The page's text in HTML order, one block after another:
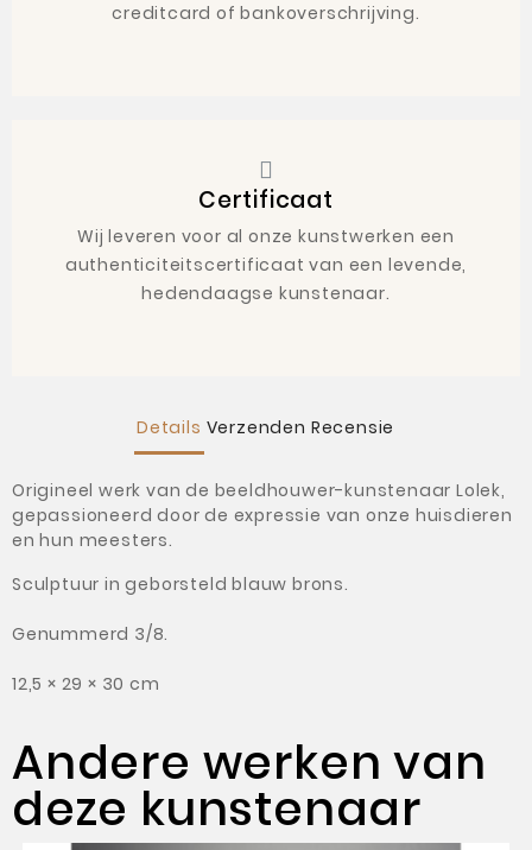
creditcard of bankoverschrijving.
Certificaat
Wij leveren voor al onze kunstwerken een
authenticiteitscertificaat van een levende,
hedendaagse kunstenaar.
Details Verzenden Recensie
Origineel werk van de beeldhouwer-kunstenaar Lolek,
gepassioneerd door de expressie van onze huisdieren
en hun meesters.
Sculptuur in geborsteld blauw brons.
Genummerd 3/8.
12,5 × 29 × 30 cm
Andere werken van
deze kunstenaar